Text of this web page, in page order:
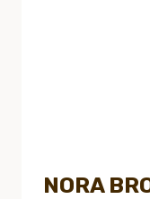
NORA